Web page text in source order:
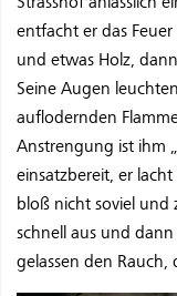
entfacht er das
und etwas Holz,
Seine Augen
auflodernden
Anstrengung ist ihm
einsatzbereit, er
bloß nicht soviel und
schnell aus und
gelassen den